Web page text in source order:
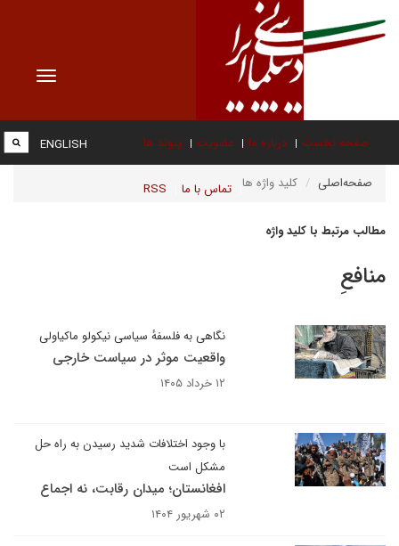
Toggle
صفحه نخست درباره ما عضویت پیوند ها
تماس با ما RSS
ENGLISH
صفحه‌اصلی کلید واژه ها
مطالب مرتبط با کلید واژه
منافعِ
نگاهی به فلسفهٔ سیاسی نیکولو ماکیاولی
واقعیت موثر در سیاست خارجی
۱۲ خرداد ۱۴۰۵
با وجود اختلافات شدید رسیدن به راه حل
مشکل است
افغانستان؛ میدان رقابت، نه اجماع
۰۲ شهریور ۱۴۰۴